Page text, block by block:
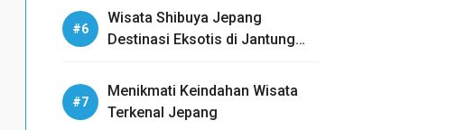
Alam
Wisata Shibuya Jepang
Destinasi Eksotis di Jantung
Menikmati Keindahan Wisata
Terkenal Jepang